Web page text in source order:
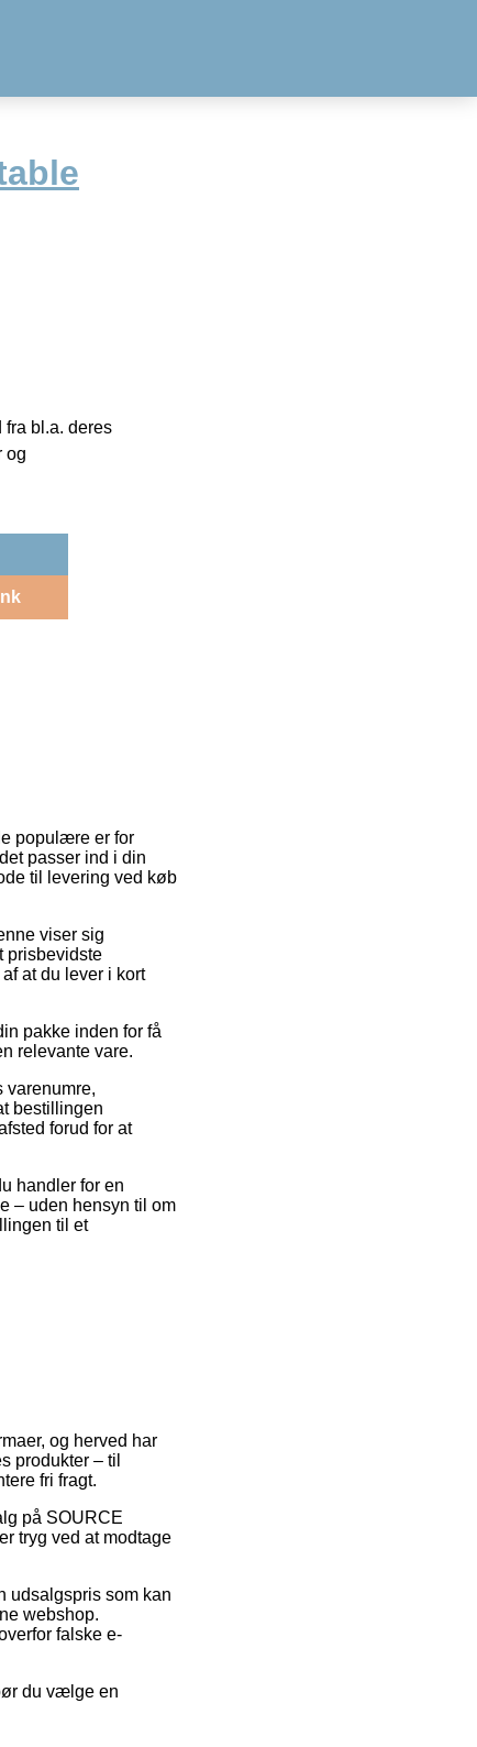
bl.a. deres
og
populære er for
passer ind i din
til levering ved køb
viser sig
prisbevidste
at du lever i kort
pakke inden for få
relevante vare.
varenumre,
bestillingen
forud for at
handler for en
– uden hensyn til om
til et
og herved har
produkter – til
fri fragt.
på SOURCE
tryg ved at modtage
udsalgspris som kan
webshop.
falske e-
du vælge en